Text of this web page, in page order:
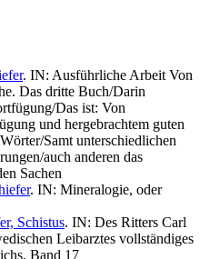
. IN: Ausführliche Arbeit Von
Das dritte Buch/Darin
Das ist: Von
und hergebrachtem guten
Samt unterschiedlichen
auch anderen das
Sachen
. IN: Mineralogie, oder
Schistus. IN: Des Ritters Carl
Leibarztes vollständiges
Band 17